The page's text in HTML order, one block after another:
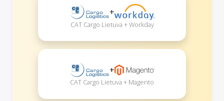
+
CAT Cargo Lietuva + Workday
+
CAT Cargo Lietuva + Magento